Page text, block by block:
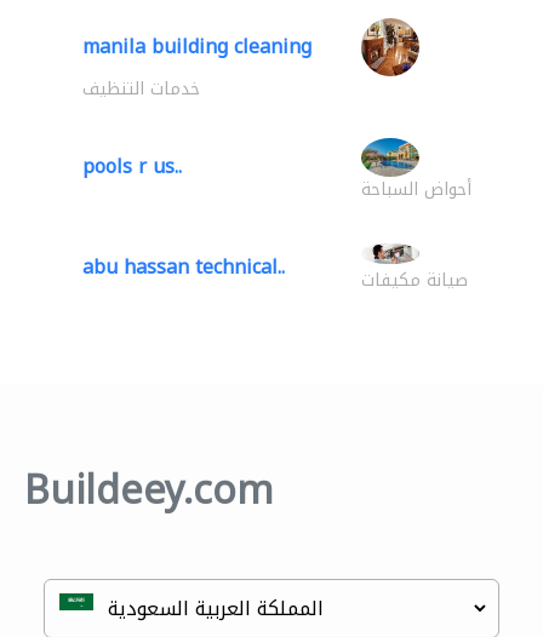
manila building cleaning
خدمات التنظيف
pools r us..
أحواض السباحة
abu hassan technical.. صيانة مكيفات
Buildeey.com